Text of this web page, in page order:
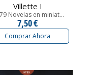
Villette I
Novelas en miniat...
7,50 €
Comprar Ahora